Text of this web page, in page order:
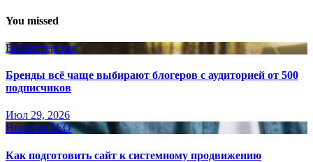
You missed
Вебмастерская
Бренды всё чаще выбирают блогеров с аудиторией от 500
подписчиков
Июл 29, 2026
Новости SEO
Как подготовить сайт к системному продвижению